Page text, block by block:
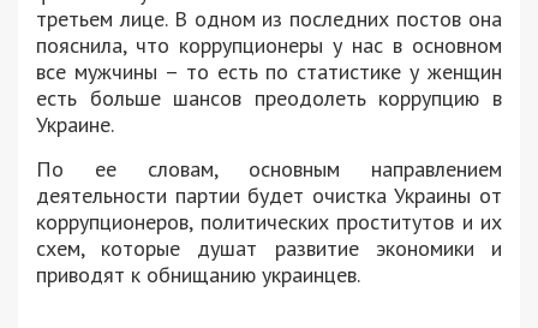
третьем лице. В одном из последних постов она
пояснила, что коррупционеры у нас в основном
все мужчины – то есть по статистике у женщин
есть больше шансов преодолеть коррупцию в
Украине.
По ее словам, основным направлением
деятельности партии будет очистка Украины от
коррупционеров, политических проститутов и их
схем, которые душат развитие экономики и
приводят к обнищанию украинцев.